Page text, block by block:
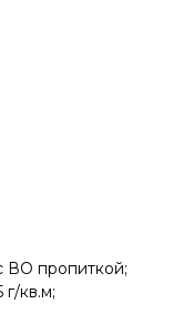
ВО пропиткой;
г/кв.м;